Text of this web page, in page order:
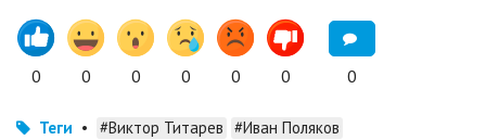
0 0 0 0 0 0 0
Теги • #Виктор Титарев #Иван Поляков